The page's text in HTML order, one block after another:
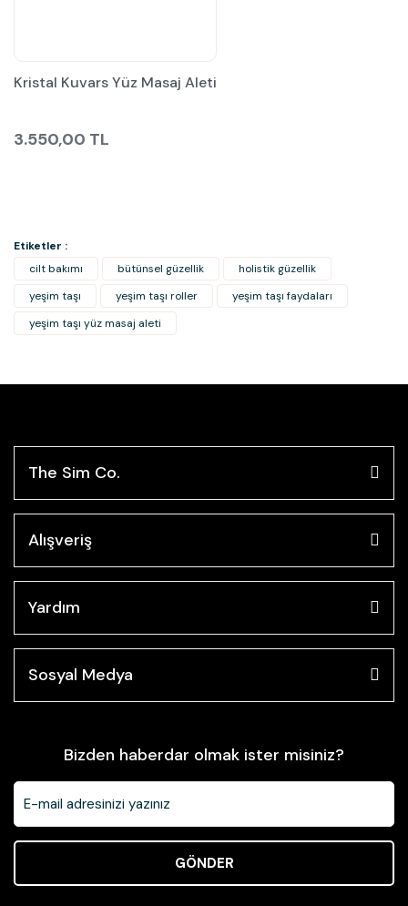
Kristal Kuvars Yüz Masaj Aleti
3.550,00 TL
Etiketler :
cilt bakımı
bütünsel güzellik
holistik güzellik
yeşim taşı
yeşim taşı roller
yeşim taşı faydaları
yeşim taşı yüz masaj aleti
The Sim Co.
Alışveriş
Yardım
Sosyal Medya
Bizden haberdar olmak ister misiniz?
GÖNDER